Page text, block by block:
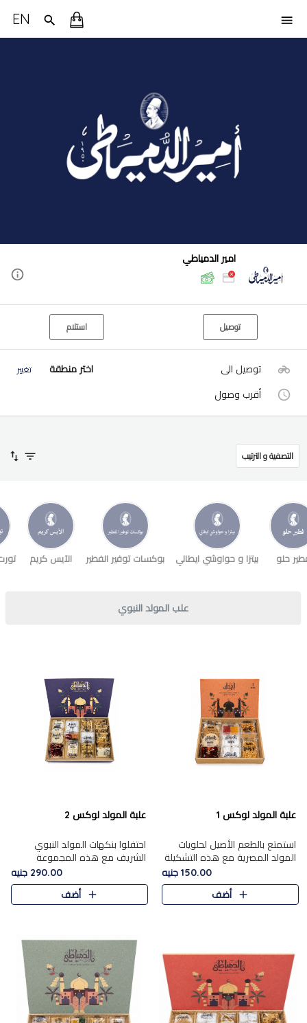
EN
امير الدمياطي
توصيل استلام
توصيل الى اختر منطقة تغيير
أقرب وصول
التصفية و الترتيب
حلو بيتزا و حواوشي ايطالي بوكسات توفير الفطير الآيس كريم
علب المولد النبوي
علبة المولد لوكس 1
استمتع بالطعم الأصيل لحلويات
المولد المصرية مع هذه التشكيلة
المختارة بعناية من 9 قطع. تتضمن
التشكيلة جوزرية مع فول،ملبان
150.00 جنيه
أضف
علبة المولد لوكس 2
احتفلوا بنكهات المولد النبوي
الشريف مع هذه المجموعة
الفاخرة المكونة من 19 قطعة،
والتي تم اختيارها بعناية فائقة لتُبرز
تشكيلة واسعة من الحلويات
290.00 جنيه
أضف